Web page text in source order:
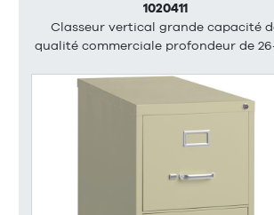
1020411
Classeur vertical grande capacité
qualité commerciale profondeur de 26-